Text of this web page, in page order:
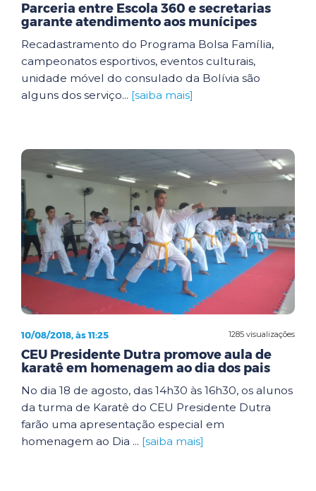
Parceria entre Escola 360 e secretarias
garante atendimento aos munícipes
Recadastramento do Programa Bolsa Família,
campeonatos esportivos, eventos culturais,
unidade móvel do consulado da Bolívia são
alguns dos serviço... [saiba mais]
1285 visualizações
10/08/2018, às 11:25
CEU Presidente Dutra promove aula de
karatê em homenagem ao dia dos pais
No dia 18 de agosto, das 14h30 às 16h30, os alunos
da turma de Karatê do CEU Presidente Dutra
farão uma apresentação especial em
homenagem ao Dia ... [saiba mais]